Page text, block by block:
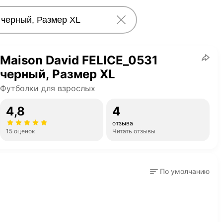
Maison David FELICE_0531
черный, Размер XL
Футболки для взрослых
4,8
15 оценок
4
отзыва
Читать отзывы
По умолчанию